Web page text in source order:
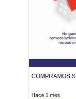
COMPRAMOS
Hace 1 mes